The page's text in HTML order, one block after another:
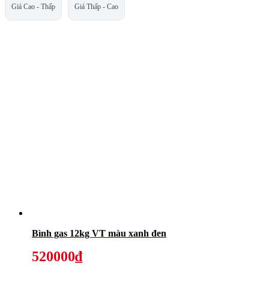
Giá Cao - Thấp Giá Thấp - Cao
Bình gas 12kg VT màu xanh đen
520000₫